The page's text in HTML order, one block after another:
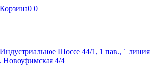
Корзина0 0
Шоссе 44/1, 1 пав., 1 линия
Новоуфимская 4/4